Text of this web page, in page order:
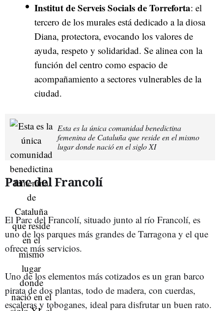
Institut de Serveis Socials de Torreforta: el
tercero de los murales está dedicado a la diosa
Diana, protectora, evocando los valores de
ayuda, respeto y solidaridad. Se alinea con la
función del centro como espacio de
acompañamiento a sectores vulnerables de la
ciudad.
Esta es la única comunidad benedictina
femenina de Cataluña que reside en el mismo
lugar donde nació en el siglo XI
Parc del Francolí
El Parc del Francolí, situado junto al río Francolí, es
uno de los parques más grandes de Tarragona y el que
ofrece más servicios.
Uno de los elementos más cotizados es un gran barco
pirata de dos plantas, todo de madera, con cuerdas,
escaleras y toboganes, ideal para disfrutar un buen rato.